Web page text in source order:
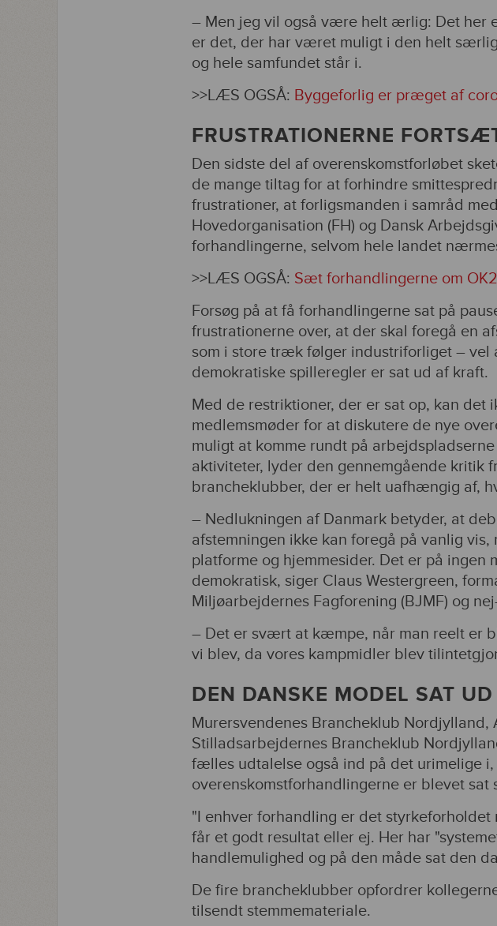
– Men jeg vil også være helt ærlig: Det her
er det, der har været muligt i den helt
og hele samfundet står i.
>>LÆS OGSÅ: Byggeforlig er præget af
FRUSTRATIONERNE
Den sidste del af overenskomstforløbet
de mange tiltag for at forhindre
frustrationer, at forligsmanden i samråd
Hovedorganisation (FH) og Dansk
forhandlingerne, selvom hele landet
>>LÆS OGSÅ: Sæt forhandlingerne om
Forsøg på at få forhandlingerne sat på
frustrationerne over, at der skal foregå en
som i store træk følger industriforliget –
demokratiske spilleregler er sat ud af kraft.
Med de restriktioner, der er sat op, kan det
medlemsmøder for at diskutere de nye
muligt at komme rundt på
aktiviteter, lyder den gennemgående kritik
brancheklubber, der er helt uafhængig af,
– Nedlukningen af Danmark betyder, at
afstemningen ikke kan foregå på vanlig
platforme og hjemmesider. Det er på ingen
demokratisk, siger Claus Westergreen,
Miljøarbejdernes Fagforening (BJMF) og
– Det er svært at kæmpe, når man reelt er
vi blev, da vores kampmidler blev
DEN DANSKE MODEL SAT
Murersvendenes Brancheklub Nordjylland,
Stilladsarbejdernes Brancheklub
fælles udtalelse også ind på det urimelige i,
overenskomstforhandlingerne er blevet sat
"I enhver forhandling er det styrkeforholdet
får et godt resultat eller ej. Her har
handlemulighed og på den måde sat den
De fire brancheklubber opfordrer
tilsendt stemmemateriale.